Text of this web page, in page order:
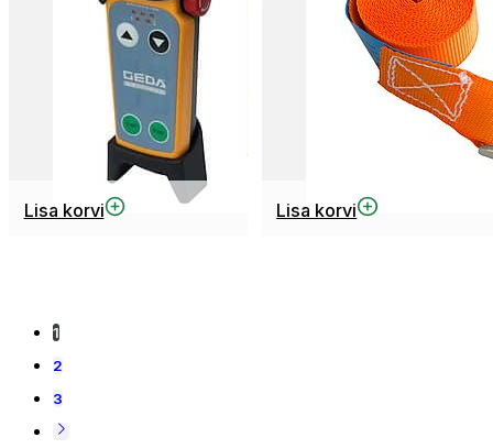
Lisa korvi Lisa korvi
1
2
3